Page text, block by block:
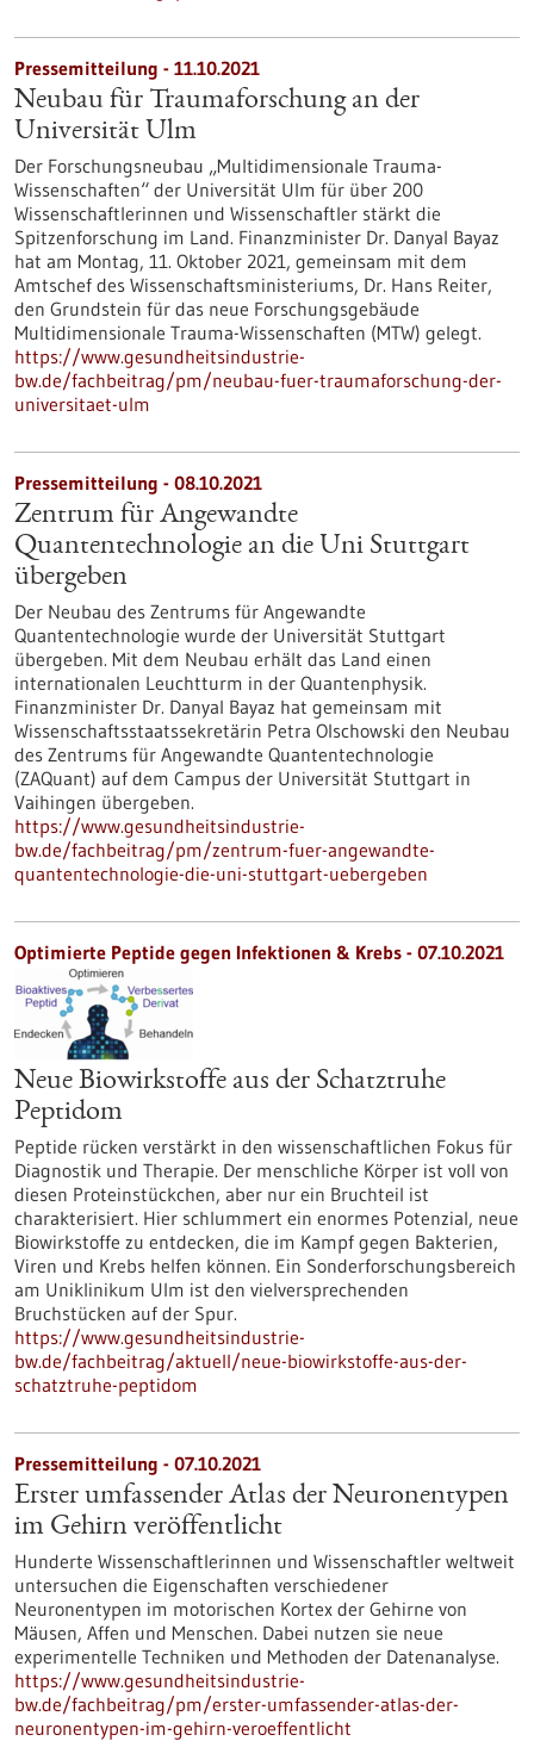
Pressemitteilung - 11.10.2021
Neubau für Traumaforschung an der
Universität Ulm
Der Forschungsneubau „Multidimensionale Trauma-
Wissenschaften“ der Universität Ulm für über 200
Wissenschaftlerinnen und Wissenschaftler stärkt die
Spitzenforschung im Land. Finanzminister Dr. Danyal Bayaz
hat am Montag, 11. Oktober 2021, gemeinsam mit dem
Amtschef des Wissenschaftsministeriums, Dr. Hans Reiter,
den Grundstein für das neue Forschungsgebäude
Multidimensionale Trauma-Wissenschaften (MTW) gelegt.
https://www.gesundheitsindustrie-
bw.de/fachbeitrag/pm/neubau-fuer-traumaforschung-der-
universitaet-ulm
Pressemitteilung - 08.10.2021
Zentrum für Angewandte
Quantentechnologie an die Uni Stuttgart
übergeben
Der Neubau des Zentrums für Angewandte
Quantentechnologie wurde der Universität Stuttgart
übergeben. Mit dem Neubau erhält das Land einen
internationalen Leuchtturm in der Quantenphysik.
Finanzminister Dr. Danyal Bayaz hat gemeinsam mit
Wissenschaftsstaatssekretärin Petra Olschowski den Neubau
des Zentrums für Angewandte Quantentechnologie
(ZAQuant) auf dem Campus der Universität Stuttgart in
Vaihingen übergeben.
https://www.gesundheitsindustrie-
bw.de/fachbeitrag/pm/zentrum-fuer-angewandte-
quantentechnologie-die-uni-stuttgart-uebergeben
Optimierte Peptide gegen Infektionen & Krebs - 07.10.2021
Neue Biowirkstoffe aus der Schatztruhe
Peptidom
Peptide rücken verstärkt in den wissenschaftlichen Fokus für
Diagnostik und Therapie. Der menschliche Körper ist voll von
diesen Proteinstückchen, aber nur ein Bruchteil ist
charakterisiert. Hier schlummert ein enormes Potenzial, neue
Biowirkstoffe zu entdecken, die im Kampf gegen Bakterien,
Viren und Krebs helfen können. Ein Sonderforschungsbereich
am Uniklinikum Ulm ist den vielversprechenden
Bruchstücken auf der Spur.
https://www.gesundheitsindustrie-
bw.de/fachbeitrag/aktuell/neue-biowirkstoffe-aus-der-
schatztruhe-peptidom
Pressemitteilung - 07.10.2021
Erster umfassender Atlas der Neuronentypen
im Gehirn veröffentlicht
Hunderte Wissenschaftlerinnen und Wissenschaftler weltweit
untersuchen die Eigenschaften verschiedener
Neuronentypen im motorischen Kortex der Gehirne von
Mäusen, Affen und Menschen. Dabei nutzen sie neue
experimentelle Techniken und Methoden der Datenanalyse.
https://www.gesundheitsindustrie-
bw.de/fachbeitrag/pm/erster-umfassender-atlas-der-
neuronentypen-im-gehirn-veroeffentlicht